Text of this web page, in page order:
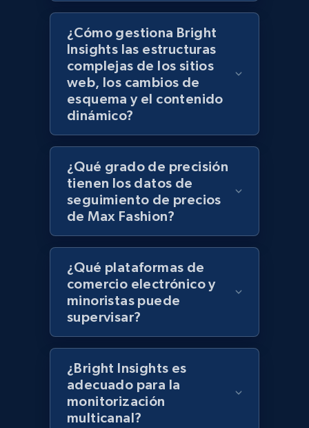
URL, Domain, Marketplace pn, Sku, Other pn,
Model number, Gtin ean pn, Product name, and
991+ 162+ Comenzar ahora
Lowes.com - Gather data on products using
specified keywords
URL, Domain, Marketplace pn, Sku, Other pn,
Model number, Gtin ean pn, Product name, and
Lowes.com - Collect records by category
¿Cómo gestiona Bright
Insights las estructuras
complejas de los sitios
web, los cambios de
esquema y el contenido
dinámico?
¿Qué grado de precisión
tienen los datos de
seguimiento de precios
de Max Fashion?
¿Qué plataformas de
comercio electrónico y
minoristas puede
supervisar?
¿Bright Insights es
adecuado para la
monitorización
multicanal?